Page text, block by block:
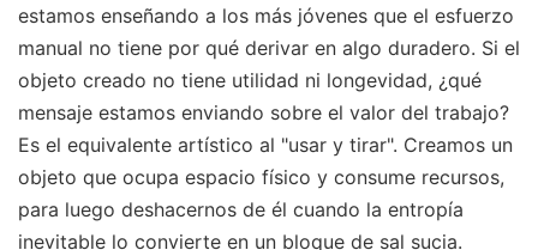
estamos enseñando a los más jóvenes que el esfuerzo
manual no tiene por qué derivar en algo duradero. Si el
objeto creado no tiene utilidad ni longevidad, ¿qué
mensaje estamos enviando sobre el valor del trabajo?
Es el equivalente artístico al "usar y tirar". Creamos un
objeto que ocupa espacio físico y consume recursos,
para luego deshacernos de él cuando la entropía
inevitable lo convierte en un bloque de sal sucia.